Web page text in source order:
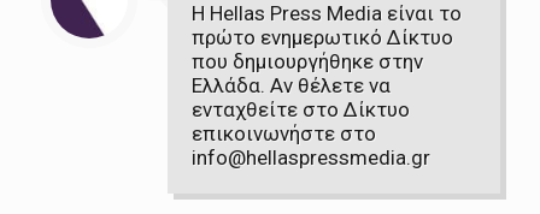
Η Hellas Press Media είναι το
πρώτο ενημερωτικό Δίκτυο
που δημιουργήθηκε στην
Ελλάδα. Αν θέλετε να
ενταχθείτε στο Δίκτυο
επικοινωνήστε στο
info@hellaspressmedia.gr